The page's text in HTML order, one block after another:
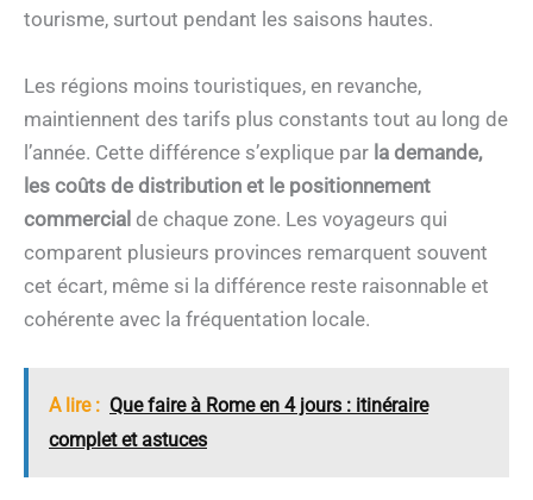
tourisme, surtout pendant les saisons hautes.
Les régions moins touristiques, en revanche,
maintiennent des tarifs plus constants tout au long de
l’année. Cette différence s’explique par la demande,
les coûts de distribution et le positionnement
commercial de chaque zone. Les voyageurs qui
comparent plusieurs provinces remarquent souvent
cet écart, même si la différence reste raisonnable et
cohérente avec la fréquentation locale.
A lire : Que faire à Rome en 4 jours : itinéraire
complet et astuces